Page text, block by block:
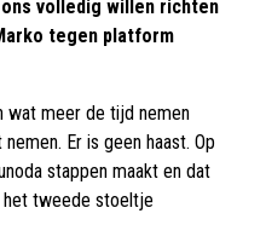
volledig willen richten
tegen platform
wat meer de tijd nemen
Er is geen haast. Op
stappen maakt en dat
het tweede stoeltje